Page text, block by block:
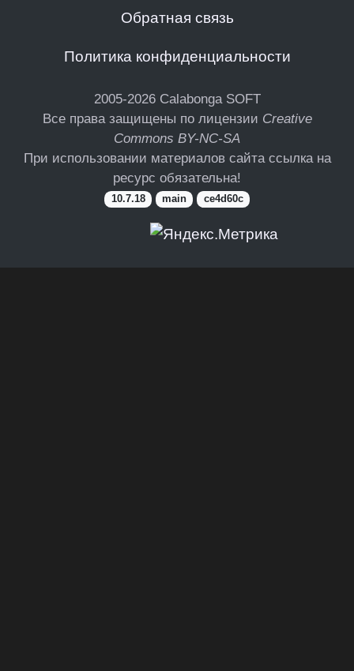
Обратная связь
Политика конфиденциальности
2005-2026 Calabonga SOFT
Все права защищены по лицензии Creative
Commons BY-NC-SA
При использовании материалов сайта ссылка на
ресурс обязательна!
10.7.18 main ce4d60c